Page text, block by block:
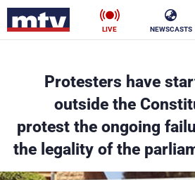
NEWSCASTS
LIVE
Protesters have
outside the
protest the ongoing
the legality of the
ناس
فن